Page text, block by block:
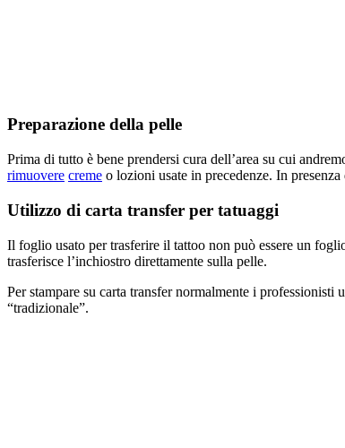
Preparazione della pelle
Prima di tutto è bene prendersi cura dell’area su cui
rimuovere creme o lozioni usate in precedenze. In
Utilizzo di carta transfer per tatuaggi
Il foglio usato per trasferire il tattoo non può essere un
trasferisce l’inchiostro direttamente sulla pelle.
Per stampare su carta transfer normalmente i professionisti
“tradizionale”.